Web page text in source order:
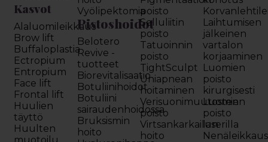
Kasvot
Alaluomileikkaus
Brow lift
Buffaloplastia
Ectropium
Entropium
Face lift
Frontal lift
Huulien
täyttö
Huulten
Vyölipektomia
Pistoshoidot
Belotero
Revive -
tuotteet
Biorevitalisaatio
Botuliinihoidot
Botuliini
sairaudenhoidossa
Bruksismin
hoito
poisto
Selluliitin
poisto
Tatuoinnin
poisto
TightSculpt
Uniapnean
hoitaminen
Verisuonimuutosten
poisto
Virtsankarkailun
hoito
Laihtumisen
jälkeinen
vartalon
korjaaminen
Luomien
poisto
kirurgisesti
Luomien
poisto
laserilla
Nenäleikkaus